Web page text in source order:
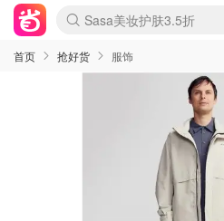
lululemon折扣上新
Sasa美妆护肤3.5折
SSENSE年中2.5折
FreshBeauty好价汇总
Cettire降价+叠9折
WWS Coles超市实拍
viagogo二手票捡漏
Myer超级周末
The Outnet奢牌1折起
David Jones 3折起
Flannels大牌1折
Perfumes Club护肤1折
AMIRO面罩$251
Amazon折扣汇总
eToro入金$200送$50
Amazon数码好物
ICONIC本周7.5折
ThedoubleF高奢地板价
Moose Knuckles 6折
丝芙兰5折起
EUFY摄像头$98
Selenichast首饰2折
Trip机票酒店促销
YSL送5件彩妆礼
Amazon家居好物
Amazon美妆护肤
雅漾大喷$8
过敏原检测盒$33
伊索独家赠50ml沐浴露
科颜氏高保湿面霜$29
SEALIFE海洋馆门票6折
丝塔芙大白罐$16
订阅Newsletter送香薰
Cult Beauty 6.8折
Harrods圣诞日历$525
LN-CC奢牌私促3折
d'Alba空姐喷雾$16
EVE LOM套装£56
Bernardelli独家4折
Adore Beauty 6折起
CT圣诞日历
Mytheresa奢品2.7折
Luxury Escapes 9折
Currentbody美容仪$881
MOON Garden Live
Roborock扫地机$649
Tingo Life水杯$24
Valentino官网5折
CR洗护套装$23
修丽可4件套$159
Myer彩妆2件7折
GANNI官网4.5折
Stylevana韩妆4折
Tessabit高奢8.5折
OGX洗发水$11
Amazon阿德莱德次日达
卡诗8.5折+赠礼
Philips Hue灯具8折
首页 抢好货 服饰